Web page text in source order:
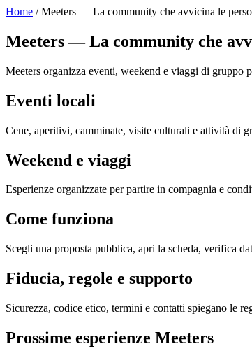
Home / Meeters — La community che avvicina le
Meeters — La community che
Meeters organizza eventi, weekend e viaggi di gruppo
Eventi locali
Cene, aperitivi, camminate, visite culturali e attività di
Weekend e viaggi
Esperienze organizzate per partire in compagnia e
Come funziona
Scegli una proposta pubblica, apri la scheda, verifica
Fiducia, regole e supporto
Sicurezza, codice etico, termini e contatti spiegano le
Prossime esperienze Meeters